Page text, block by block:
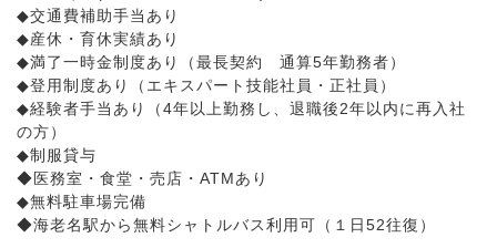
◆交通費補助手当あり
◆産休・育休実績あり
◆満了一時金制度あり（最長契約 通算5年勤務者）
◆登用制度あり（エキスパート技能社員・正社員）
◆経験者手当あり（4年以上勤務し、退職後2年以内に再入社
の方）
◆制服貸与
◆医務室・食堂・売店・ATMあり
◆無料駐車場完備
◆海老名駅から無料シャトルバス利用可（１日52往復）